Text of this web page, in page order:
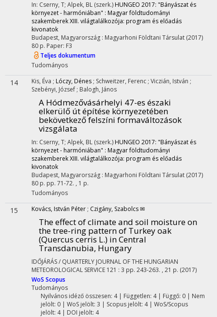
In: Cserny, T; Alpek, BL (szerk.) HUNGEO 2017: "Bányászat és
környezet - harmóniában" : Magyar földtudományi
szakemberek XIII. világtalálkozója: program és előadás
kivonatok
Budapest, Magyarország : Magyarhoni Földtani Társulat (2017)
80 p. Paper: F3
Teljes dokumentum
Tudományos
14 Kis, Éva ; Lóczy, Dénes ; Schweitzer, Ferenc ; Viczián, István ;
Szebényi, József ; Balogh, János
A Hódmezővásárhelyi 47-es északi
elkerülő út építése környezetében
bekövetkező felszíni formaváltozások
vizsgálata
In: Cserny, T; Alpek, BL (szerk.) HUNGEO 2017: "Bányászat és
környezet - harmóniában" : Magyar földtudományi
szakemberek XIII. világtalálkozója: program és előadás
kivonatok
Budapest, Magyarország : Magyarhoni Földtani Társulat (2017)
80 p. pp. 71-72. , 1 p.
Tudományos
15 Kovács, István Péter ; Czigány, Szabolcs ✉
The effect of climate and soil moisture on
the tree-ring pattern of Turkey oak
(Quercus cerris L.) in Central
Transdanubia, Hungary
IDŐJÁRÁS / QUARTERLY JOURNAL OF THE HUNGARIAN
METEOROLOGICAL SERVICE 121 : 3 pp. 243-263. , 21 p. (2017)
WoS Scopus
Tudományos
Nyilvános idéző összesen: 4| Független: 4 | Függő: 0 | Nem
jelölt: 0 | WoS jelölt: 3 | Scopus jelölt: 4 | WoS/Scopus
jelölt: 4 | DOI jelölt: 4